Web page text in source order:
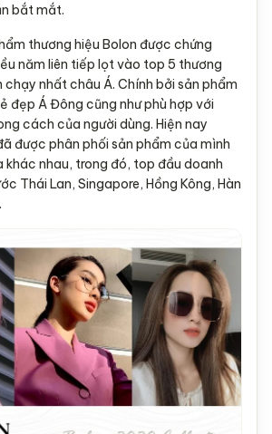
bắt mắt.
thương hiệu Bolon được chứng
năm liên tiếp lọt vào top 5 thương
chạy nhất châu Á. Chính bởi sản phẩm
đẹp Á Đông cũng như phù hợp với
cách của người dùng. Hiện nay
được phân phối sản phẩm của mình
khác nhau, trong đó, top đầu doanh
Thái Lan, Singapore, Hồng Kông, Hàn